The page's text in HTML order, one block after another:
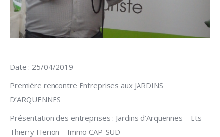
Date : 25/04/2019
Première rencontre Entreprises aux JARDINS
D’ARQUENNES
Présentation des entreprises : Jardins d’Arquennes – Ets
Thierry Herion – Immo CAP-SUD